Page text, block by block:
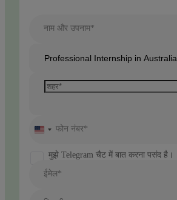
नाम और उपनाम*
Professional Internship in Australia
United
+1
फोन नंबर*
मुझे Telegram चैट में बात करना पसंद है।
ईमेल*